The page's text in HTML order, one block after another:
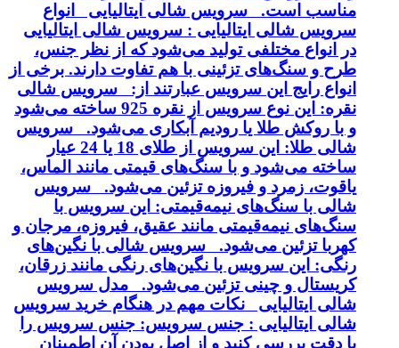
مناسب است. سرویس شالی ایتالیایی انواع
سرویس شالی ایتالیایی : سرویس شالی ایتالیایی
در انواع مختلفی تولید می‌شود که از نظر جنس،
طرح و سنگ‌های تزئینی با هم تفاوت دارند. برخی از
انواع رایج این سرویس عبارتند از: سرویس شالی
نقره: این نوع سرویس از نقره 925 ساخته می‌شود
و با روکش طلا یا رودیم آبکاری می‌شود. سرویس
شالی طلا: این سرویس از طلای 18 یا 24 عیار
ساخته می‌شود و با سنگ‌های قیمتی مانند الماس،
یاقوت، زمرد و فیروزه تزئین می‌شود. سرویس
شالی با سنگ‌های نیمه‌قیمتی: این سرویس با
سنگ‌های نیمه‌قیمتی مانند عقیق، فیروزه، مرجان و
کهربا تزئین می‌شود. سرویس شالی با نگین‌های
رنگی: این سرویس با نگین‌های رنگی مانند زرقان،
کریستال و چینی تزئین می‌شود. مدل سرویس
شالی ایتالیایی نکات مهم در هنگام خرید سرویس
شالی ایتالیایی : جنس سرویس: جنس سرویس را
با دقت بررسی کنید و از اصل بودن آن اطمینان